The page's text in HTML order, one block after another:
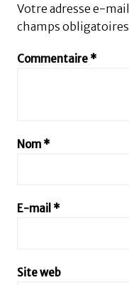
Votre adresse e-
champs
Commentaire *
Nom *
E-mail *
Site web